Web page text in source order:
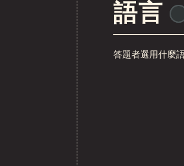
語言
答題者選用什麼